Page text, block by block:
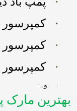
·
کمپرسور
·
کمپرسور
·
کمپرسور
· و…
بهترین مارک